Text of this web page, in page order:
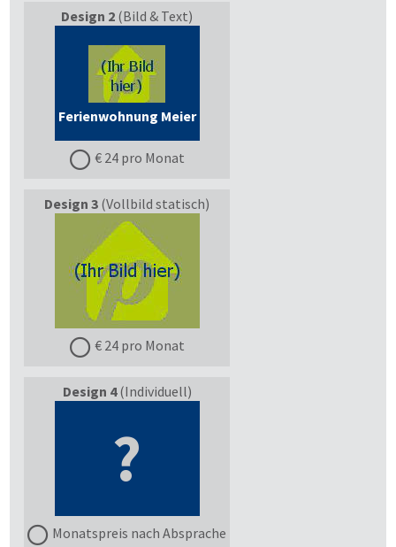
Design 2 (Bild & Text)
Ferienwohnung Meier
€ 24 pro Monat
Design 3 (Vollbild statisch)
€ 24 pro Monat
Design 4(Individuell)
?
Monatspreis nach Absprache